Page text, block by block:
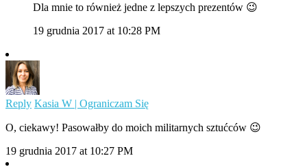
Dla mnie to również jedne z lepszych prezentów 😉
19 grudnia 2017 at 10:28 PM
Reply Kasia W | Ograniczam Się
O, ciekawy! Pasowałby do moich militarnych sztućców 😉
19 grudnia 2017 at 10:27 PM